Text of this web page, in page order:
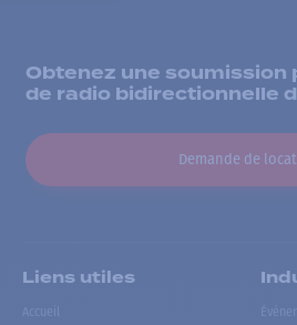
Obtenez une soumission
de radio bidirectionnelle
Demande de
Liens utiles
Accueil